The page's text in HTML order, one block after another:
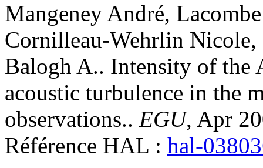
Mangeney André, Lacombe
Cornilleau-Wehrlin Nicole,
Balogh A.. Intensity of the
acoustic turbulence in the
observations.. EGU, Apr
Référence HAL : hal-